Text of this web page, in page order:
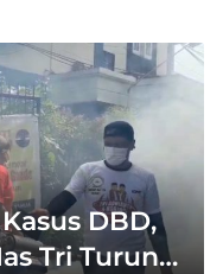
DBD,
Tri Turun